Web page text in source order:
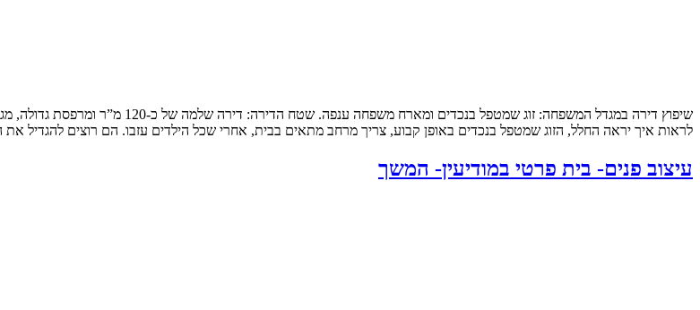
שיפוץ דירה במגדל המשפחה: זוג שמטפל
לראות איך יראה החלל, הזוג שמטפל בנכדים באופן קבוע, צריך מרחב מתאים בבית, אחרי שכל הילדים עזבו. הם רוצים להגדיל
עיצוב פנים- בית פרטי במודיעין- המשך